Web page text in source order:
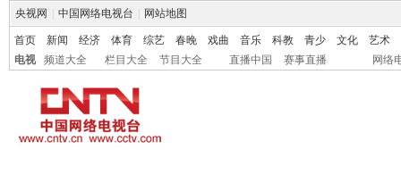
央视网 中国网络电视台 网站地图
首页 新闻 经济 体育 综艺 春晚 戏曲 音乐 科教 青少 文化
艺术
电视
频道大全 栏目大全 节目大全 直播中国 赛事直播 网络